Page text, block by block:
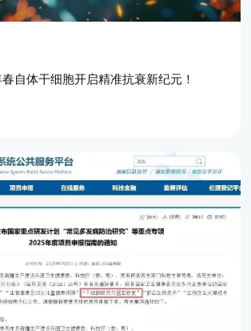
自体干细胞开启精准抗衰新纪元！